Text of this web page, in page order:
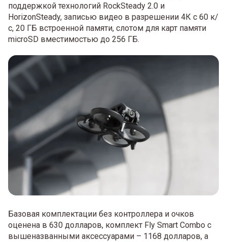
поддержкой технологий RockSteady 2.0 и
HorizonSteady, записью видео в разрешении 4К с 60 к/
с, 20 ГБ встроенной памяти, слотом для карт памяти
microSD вместимостью до 256 ГБ.
Базовая комплектации без контроллера и очков
оценена в 630 долларов, комплект Fly Smart Combo с
вышеназванными аксессуарами – 1168 долларов, а